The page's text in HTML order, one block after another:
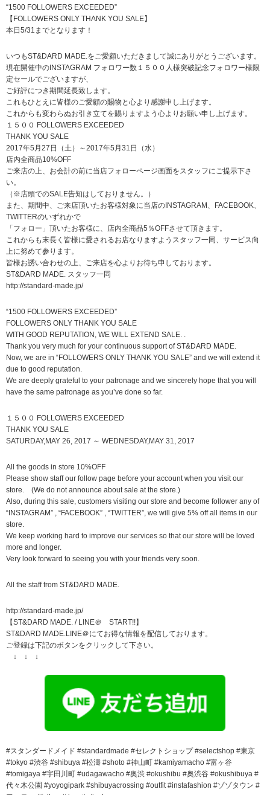
“1500 FOLLOWERS EXCEEDED”
【FOLLOWERS ONLY THANK YOU SALE】
本日5/31までとなります！
いつもST&DARD MADE.をご愛顧いただきまして誠にありがとうございます。
現在開催中のINSTAGRAM フォロワー数１５００人様突破記念フォロワー様限
定セールでございますが、
ご好評につき期間延長致します。
これもひとえに皆様のご愛顧の賜物と心より感謝申し上げます。
これからも変わらぬお引き立てを賜りますよう心よりお願い申し上げます。
１５００ FOLLOWERS EXCEEDED
THANK YOU SALE
2017年5月27日（土）～2017年5月31日（水）
店内全商品10%OFF
ご来店の上、お会計の前に当店フォローページ画面をスタッフにご提示下さ
い。
（※店頭でのSALE告知はしておりません。）
また、期間中、ご来店頂いたお客様対象に当店のINSTAGRAM、FACEBOOK、
TWITTERのいずれかで
「フォロー」頂いたお客様に、店内全商品5％OFFさせて頂きます。
これからも末長く皆様に愛されるお店なりますようスタッフ一同、サービス向
上に努めて参ります。
皆様お誘い合わせの上、ご来店を心よりお待ち申しております。
ST&DARD MADE. スタッフ一同
http://standard-made.jp/
“1500 FOLLOWERS EXCEEDED”
FOLLOWERS ONLY THANK YOU SALE
WITH GOOD REPUTATION, WE WILL EXTEND SALE. .
Thank you very much for your continuous support of ST&DARD MADE.
Now, we are in “FOLLOWERS ONLY THANK YOU SALE” and we will extend it
due to good reputation.
We are deeply grateful to your patronage and we sincerely hope that you will
have the same patronage as you’ve done so far.
１５００ FOLLOWERS EXCEEDED
THANK YOU SALE
SATURDAY,MAY 26, 2017 ～ WEDNESDAY,MAY 31, 2017
All the goods in store 10%OFF
Please show staff our follow page before your account when you visit our
store. (We do not announce about sale at the store.)
Also, during this sale, customers visiting our store and become follower any of
“INSTAGRAM” , “FACEBOOK” , “TWITTER”, we will give 5% off all items in our
store.
We keep working hard to improve our services so that our store will be loved
more and longer.
Very look forward to seeing you with your friends very soon.
All the staff from ST&DARD MADE.
http://standard-made.jp/
【ST&DARD MADE. / LINE＠ START!!】
ST&DARD MADE.LINE＠にてお得な情報を配信しております。
ご登録は下記のボタンをクリックして下さい。
↓ ↓ ↓
#スタンダードメイド #standardmade #セレクトショップ #selectshop #東京
#tokyo #渋谷 #shibuya #松濤 #shoto #神山町 #kamiyamacho #富ヶ谷
#tomigaya #宇田川町 #udagawacho #奥渋 #okushibu #奥渋谷 #okushibuya #
代々木公園 #yoyogipark #shibuyacrossing #outfit #instafashion #ゾゾタウン #